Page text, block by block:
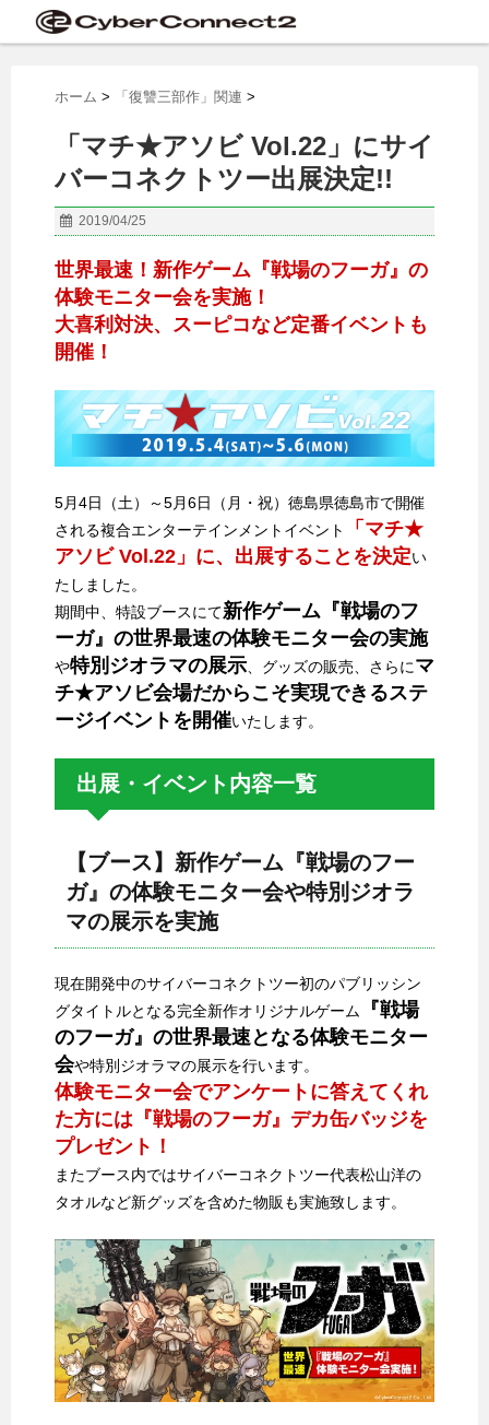
ホーム > 「復讐三部作」関連 >
「マチ★アソビ Vol.22」にサイ
バーコネクトツー出展決定!!
2019/04/25
世界最速！新作ゲーム『戦場のフーガ』の
体験モニター会を実施！
大喜利対決、スーピコなど定番イベントも
開催！
5月4日（土）～5月6日（月・祝）徳島県徳島市で開催
される複合エンターテインメントイベント
「マチ★
アソビ Vol.22」に、出展することを決定い
たしました。
期間中、特設ブースにて新作ゲーム『戦場のフ
ーガ』の世界最速の体験モニター会の実施
や特別ジオラマの展示、グッズの販売、さらにマ
チ★アソビ会場だからこそ実現できるステ
ージイベントを開催いたします。
出展・イベント内容一覧
【ブース】新作ゲーム『戦場のフー
ガ』の体験モニター会や特別ジオラ
マの展示を実施
現在開発中のサイバーコネクトツー初のパブリッシン
グタイトルとなる完全新作オリジナルゲーム
『戦場
のフーガ』の世界最速となる体験モニター
会や特別ジオラマの展示を行います。
体験モニター会でアンケートに答えてくれ
た方には『戦場のフーガ』デカ缶バッジを
プレゼント！
またブース内ではサイバーコネクトツー代表松山洋の
タオルなど新グッズを含めた物販も実施致します。